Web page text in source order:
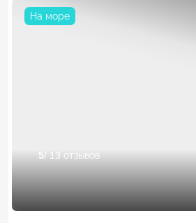
На море
5/ 13 отзывов